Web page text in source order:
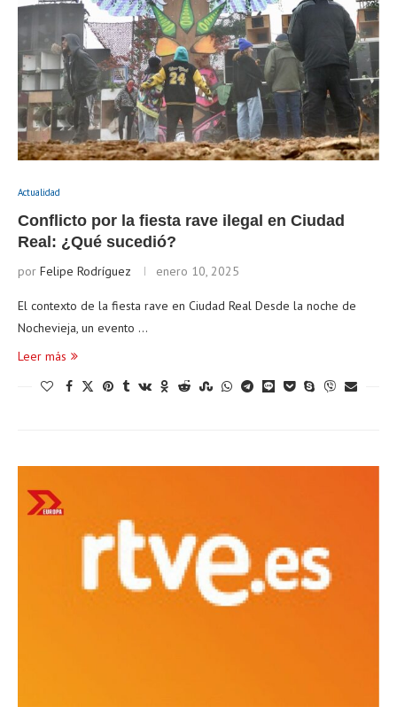
Actualidad
Conflicto por la fiesta rave ilegal en Ciudad
Real: ¿Qué sucedió?
por Felipe Rodríguez enero 10, 2025
El contexto de la fiesta rave en Ciudad Real Desde la noche de
Nochevieja, un evento …
Leer más